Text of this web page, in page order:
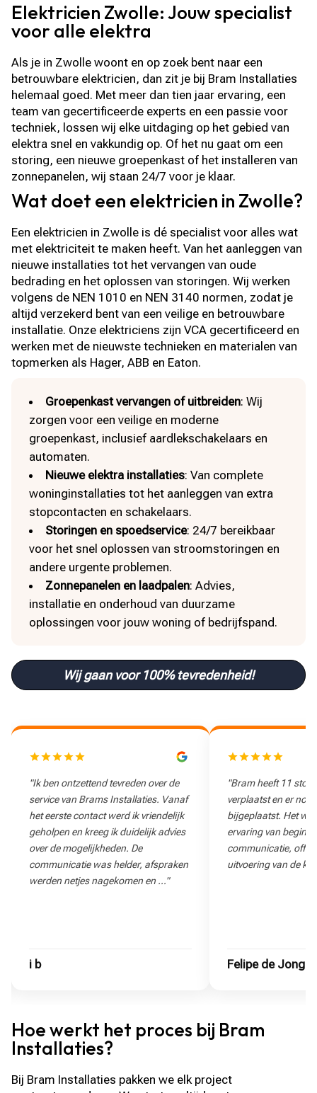
Elektricien Zwolle: Jouw specialist
voor alle elektra
Als je in Zwolle woont en op zoek bent naar een
betrouwbare elektricien, dan zit je bij Bram Installaties
helemaal goed. Met meer dan tien jaar ervaring, een
team van gecertificeerde experts en een passie voor
techniek, lossen wij elke uitdaging op het gebied van
elektra snel en vakkundig op. Of het nu gaat om een
storing, een nieuwe groepenkast of het installeren van
zonnepanelen, wij staan 24/7 voor je klaar.
Wat doet een elektricien in Zwolle?
Een elektricien in Zwolle is dé specialist voor alles wat
met elektriciteit te maken heeft. Van het aanleggen van
nieuwe installaties tot het vervangen van oude
bedrading en het oplossen van storingen. Wij werken
volgens de NEN 1010 en NEN 3140 normen, zodat je
altijd verzekerd bent van een veilige en betrouwbare
installatie. Onze elektriciens zijn VCA gecertificeerd en
werken met de nieuwste technieken en materialen van
topmerken als Hager, ABB en Eaton.
Groepenkast vervangen of uitbreiden: Wij
zorgen voor een veilige en moderne
groepenkast, inclusief aardlekschakelaars en
automaten.
Nieuwe elektra installaties: Van complete
woninginstallaties tot het aanleggen van extra
stopcontacten en schakelaars.
Storingen en spoedservice: 24/7 bereikbaar
voor het snel oplossen van stroomstoringen en
andere urgente problemen.
Zonnepanelen en laadpalen: Advies,
installatie en onderhoud van duurzame
oplossingen voor jouw woning of bedrijfspand.
Wij gaan voor 100% tevredenheid!
"Ik ben ontzettend tevreden over de
service van Brams Installaties. Vanaf
het eerste contact werd ik vriendelijk
geholpen en kreeg ik duidelijk advies
over de mogelijkheden. De
communicatie was helder, afspraken
werden netjes nagekomen en …"
i b
"Bram heeft 11
verplaatst en er nog
bijgeplaatst. Het
ervaring van begin
communicatie,
uitvoering van de
Felipe de Jong
Hoe werkt het proces bij Bram
Installaties?
Bij Bram Installaties pakken we elk project